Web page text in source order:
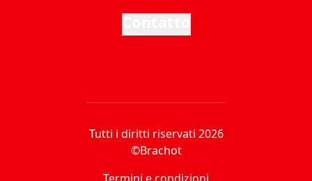
Tutti i diritti riservati 2026
©Brachot